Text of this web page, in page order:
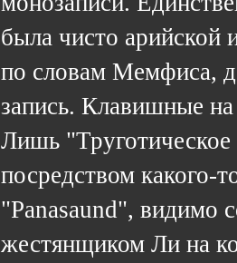
была чисто арийской
по словам Мемфиса,
запись. Клавишные на
Лишь
посредством какого-
"Panasaund", видимо
жестянщиком Ли на